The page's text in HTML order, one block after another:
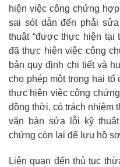
hiện việc công chứng
sai sót dẫn đến phải
thuật “được thực hiện tại
đã thực hiện việc công
bản quy định chi tiết và
cho phép một trong hai
thực hiện việc công
đồng thời, có trách nhiệm
văn bản sửa lỗi kỹ
chứng còn lại để lưu hồ
Liên quan đến thủ tục